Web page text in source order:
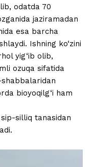
odatda 70
jaziramadan
esa barcha
Ishning ko‘zini
yig‘ib olib,
ozuqa sifatida
bioyoqilg‘i ham
sip-silliq tanasidan